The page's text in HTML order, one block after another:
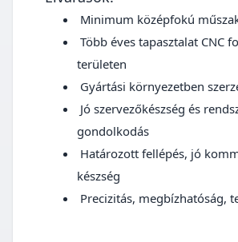
Minimum középfokú
Több éves tapasztalat CNC
területen
Gyártási környezetben
Jó szervezőkészség és
gondolkodás
Határozott fellépés, jó
készség
Precizitás, megbízhatóság,